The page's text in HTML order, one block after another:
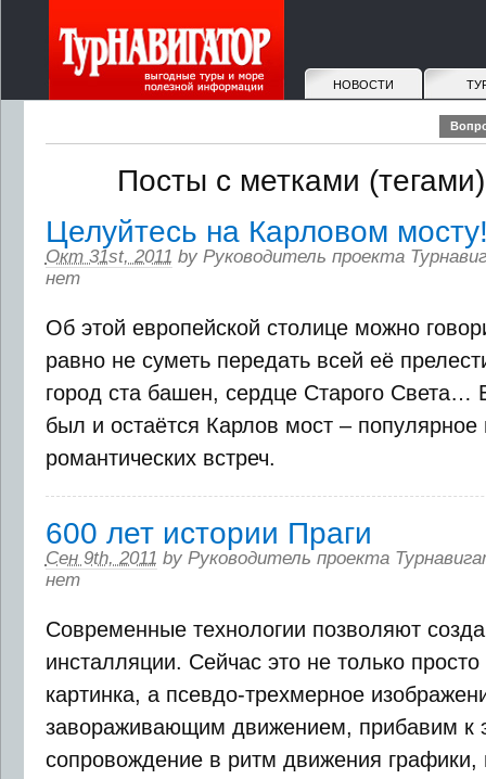
НОВОСТИ
Посты с метками
Целуйтесь на Карловом
Окт 31st, 2011 by Руководитель проекта
нет
Об этой европейской столице можно
равно не суметь передать всей её
город ста башен, сердце Старого Света…
был и остаётся Карлов мост – популярное
романтических встреч.
600 лет истории Праги
Сен 9th, 2011 by Руководитель проекта
нет
Современные технологии позволяют
инсталляции. Сейчас это не только
картинка, а псевдо-трехмерное
завораживающим движением, прибавим к
сопровождение в ритм движения графики,